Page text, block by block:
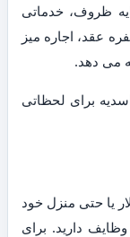
ظروف، خدماتی
عقد، اجاره میز
می دهد.
برای لحظاتی
یا حتی منزل خود
دارید. برای